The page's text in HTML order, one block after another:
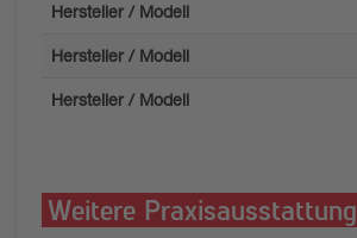
Hersteller / Modell
Hersteller / Modell
Hersteller / Modell
Weitere Praxisausstattung